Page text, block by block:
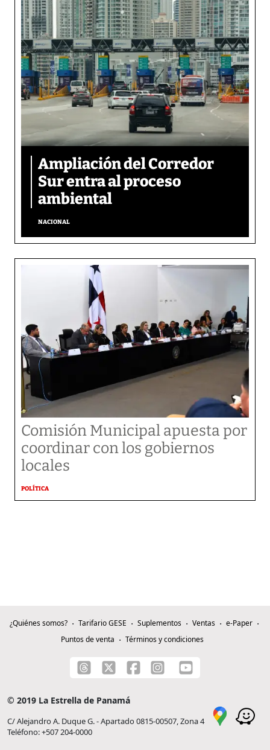
Ampliación del Corredor
Sur entra al proceso
ambiental
NACIONAL
Comisión Municipal apuesta por
coordinar con los gobiernos
locales
POLÍTICA
¿Quiénes somos? Tarifario GESE Suplementos Ventas
e-Paper
Puntos de venta
Términos y condiciones
© 2019 La Estrella de Panamá
C/ Alejandro A. Duque G. - Apartado 0815-00507, Zona 4
Teléfono: +507 204-0000